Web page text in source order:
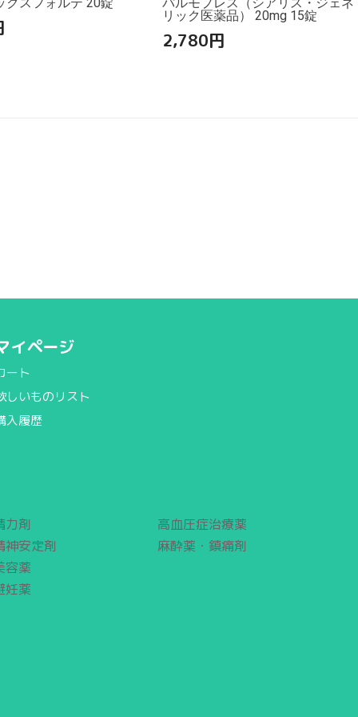
リック医薬品） 20mg 15錠
2,780円
イページ
ート
しいものリスト
入履歴
力剤
神安定剤
容薬
妊薬
高血圧症治療薬
麻酔薬・鎮痛剤